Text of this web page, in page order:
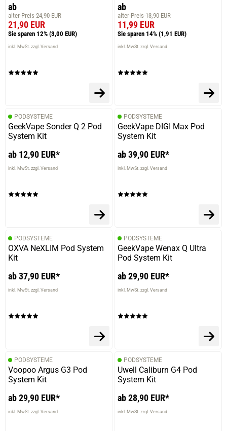
ab
alter Preis 24,90 EUR
21,90 EUR
Sie sparen 12% (3,00 EUR)
inkl. MwSt. zzgl. Versand
ab
alter Preis 13,90 EUR
11,99 EUR
Sie sparen 14% (1,91 EUR)
inkl. MwSt. zzgl. Versand
PODSYSTEME
GeekVape Sonder Q 2 Pod
System Kit
ab 12,90 EUR*
inkl. MwSt. zzgl. Versand
PODSYSTEME
GeekVape DIGI Max Pod
System Kit
ab 39,90 EUR*
inkl. MwSt. zzgl. Versand
PODSYSTEME
OXVA NeXLIM Pod System
Kit
ab 37,90 EUR*
inkl. MwSt. zzgl. Versand
PODSYSTEME
GeekVape Wenax Q Ultra
Pod System Kit
ab 29,90 EUR*
inkl. MwSt. zzgl. Versand
PODSYSTEME
Voopoo Argus G3 Pod
System Kit
ab 29,90 EUR*
inkl. MwSt. zzgl. Versand
PODSYSTEME
Uwell Caliburn G4 Pod
System Kit
ab 28,90 EUR*
inkl. MwSt. zzgl. Versand